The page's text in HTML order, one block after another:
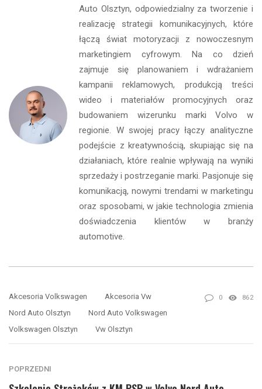
Auto Olsztyn, odpowiedzialny za tworzenie i
realizację strategii komunikacyjnych, które
łączą świat motoryzacji z nowoczesnym
marketingiem cyfrowym. Na co dzień
zajmuje się planowaniem i wdrażaniem
kampanii reklamowych, produkcją treści
wideo i materiałów promocyjnych oraz
budowaniem wizerunku marki Volvo w
regionie. W swojej pracy łączy analityczne
podejście z kreatywnością, skupiając się na
działaniach, które realnie wpływają na wyniki
sprzedaży i postrzeganie marki. Pasjonuje się
komunikacją, nowymi trendami w marketingu
oraz sposobami, w jakie technologia zmienia
doświadczenia klientów w branży
automotive.
Akcesoria Volkswagen
Akcesoria Vw
Nord Auto Olsztyn
Nord Auto Volkswagen
Volkswagen Olsztyn
Vw Olsztyn
0 862
POPRZEDNI